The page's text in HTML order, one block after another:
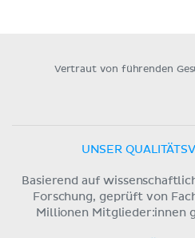
Vertraut von führenden
UNSER
Basierend auf
Forschung, geprüft von
Millionen Mitglieder:innen